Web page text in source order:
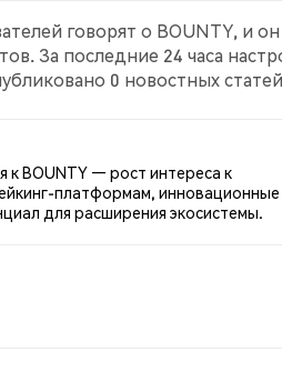
говорят о BOUNTY, и
За последние 24 часа
0 новостных
к BOUNTY — рост интереса к
платформам, инновационные
для расширения экосистемы.